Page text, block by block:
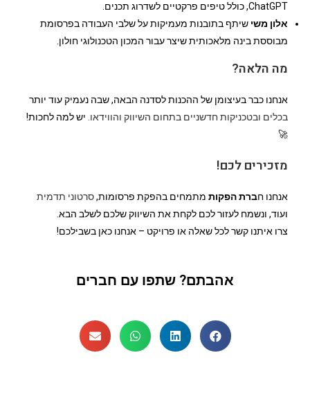
ChatGPT, כולל טיפים פרקטיים לשדרוג תכנים.
אלון משי שיתף בתובנות מעמיקות על שלבי העבודה בפרסומת
מבוססת בינה מלאכותית שיצר עבור המכון הטכנולוגי חולון.
מה הלאה?
אנחנו כבר בעיצומן של ההכנות לסדנה הבאה, שבה נעמיק עוד יותר
בכלים ובטכניקות חדשניים בתחום השיווק והווידאו. יש למה לחכות!
🚀
מזכירים לכם!
אנחנו חברת הפקות מתמחים בהפקת פרסומות,סרטוני תדמית
ועוד, ונשמח לעזור לכם לקחת את השיווק שלכם לשלב הבא.
צרו איתנו קשר לכל שאלה או פרויקט – אנחנו כאן בשבילכם!
אהבתם? שתפו עם חברים